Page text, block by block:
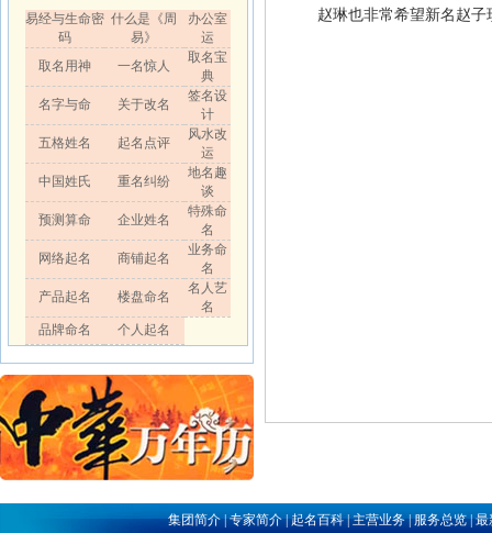
易经与生命密
码
什么是《周
易》
办公室
运
取名用神
一名惊人
取名宝
典
名字与命
关于改名
签名设
计
五格姓名
起名点评
风水改
运
中国姓氏
重名纠纷
地名趣
谈
预测算命
企业姓名
特殊命
名
网络起名
商铺起名
业务命
名
产品起名
楼盘命名
名人艺
名
品牌命名
个人起名
赵琳也非常希望新名赵子
集团简介|专家简介|起名百科|主营业务|服务总览|最